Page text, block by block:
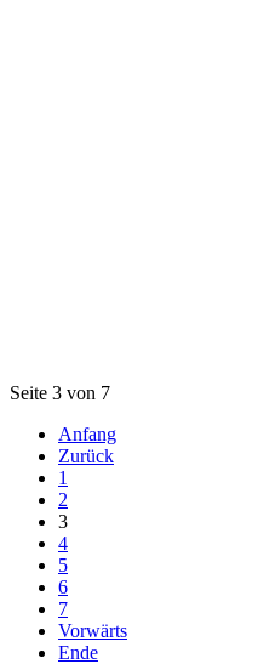
Seite 3 von 7
Anfang
Zurück
1
2
3
4
5
6
7
Vorwärts
Ende